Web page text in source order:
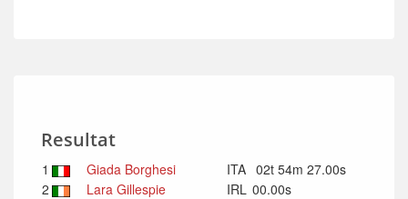
Resultat
1 Giada Borghesi ITA 02t 54m 27.00s
2
Lara Gillespie IRL 00.00s